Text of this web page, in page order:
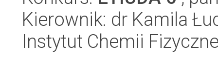
Kierownik: dr Kamila
Instytut Chemii